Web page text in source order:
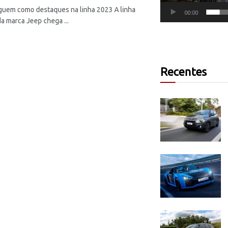
como destaques na linha 2023 A linha
marca Jeep chega ...
00:00
Recentes